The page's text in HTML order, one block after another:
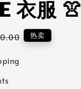
衣服 👚
热卖